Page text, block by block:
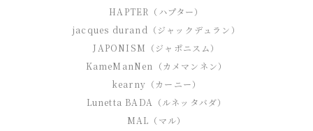
HAPTER（ハプター）
jacques durand（ジャックデュラン）
JAPONISM（ジャポニスム）
KameManNen（カメマンネン）
kearny（カーニー）
Lunetta BADA（ルネッタバダ）
MAL（マル）